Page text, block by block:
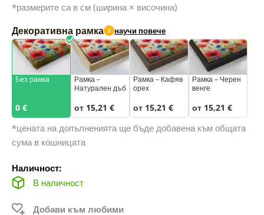
*размерите са в см (ширина × височина)
Декоративна рамка i научи повече
Без рамка
0 €
Рамка –
Натурален дъб
от 15,21 €
Рамка – Кафяв
орех
от 15,21 €
Рамка – Черен
венге
от 15,21 €
*цената на допълненията ще бъде добавена към общата
сума в кошницата
Наличност:
В наличност
Добави към любими